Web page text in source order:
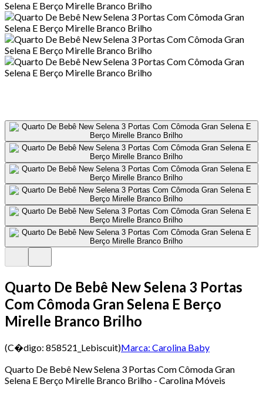
Quarto De Bebê New Selena 3 Portas
Com Cômoda Gran Selena E Berço
Mirelle Branco Brilho
(C�digo: 858521_Lebiscuit)Marca: Carolina Baby
Quarto De Bebê New Selena 3 Portas Com Cômoda Gran
Selena E Berço Mirelle Branco Brilho - Carolina Móveis